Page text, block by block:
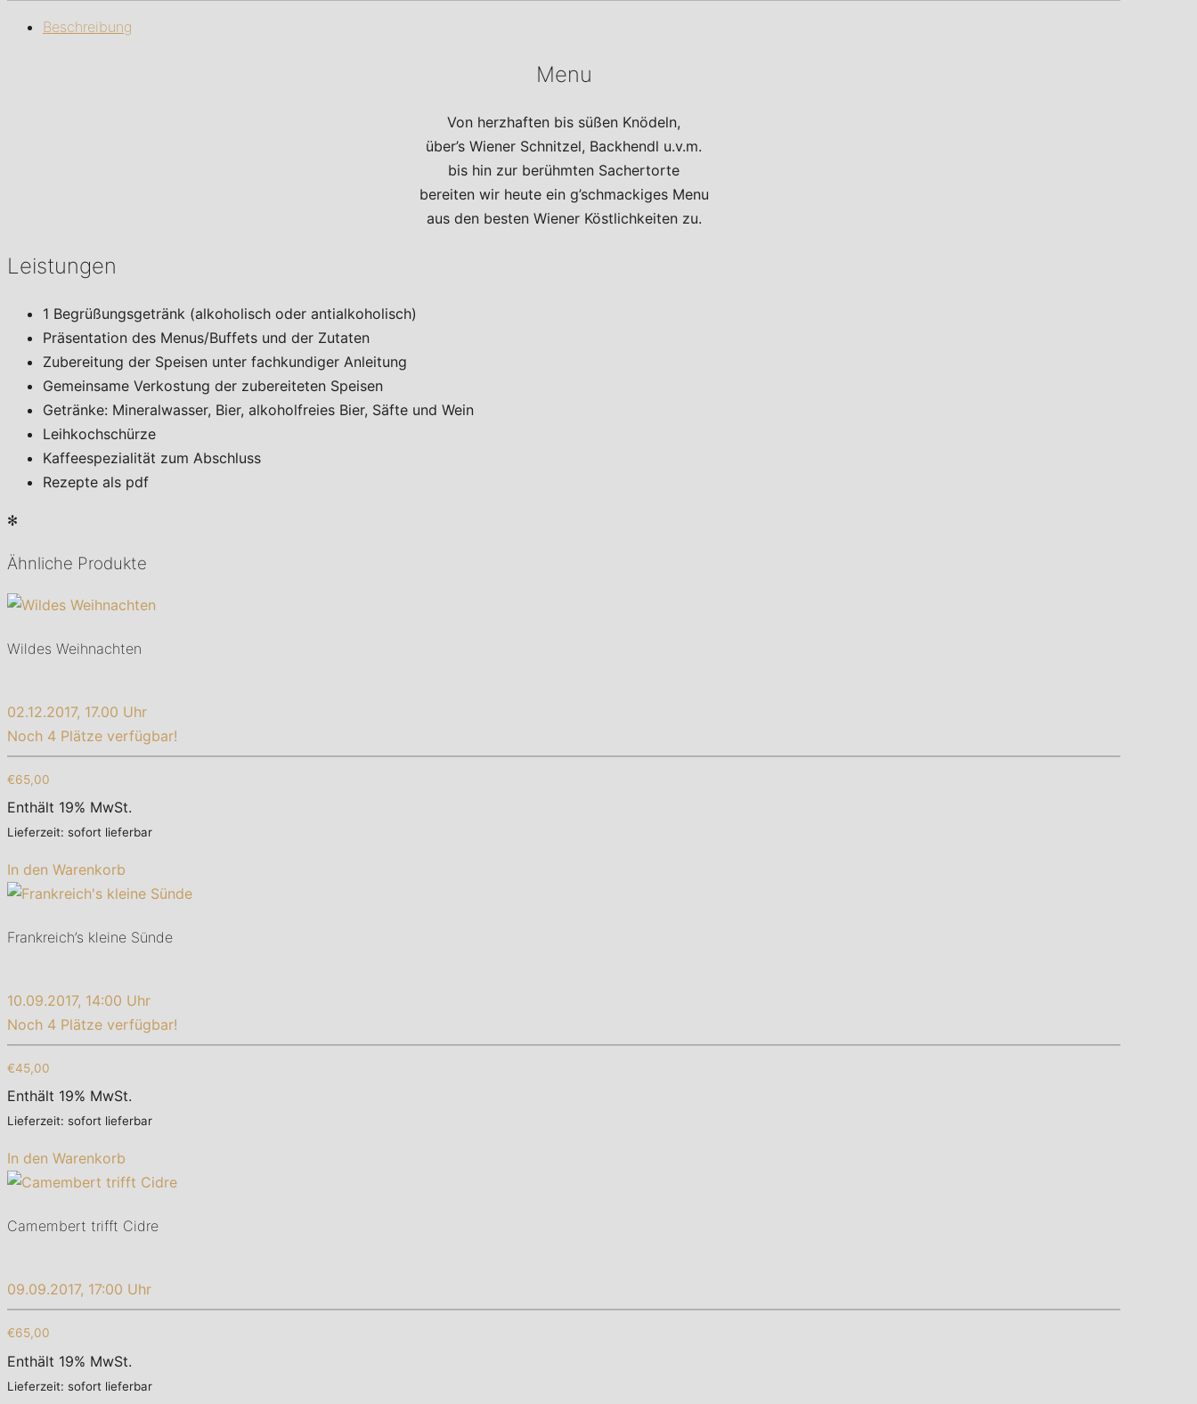
Beschreibung
Menu
Von herzhaften bis süßen Knödeln,
über’s Wiener Schnitzel, Backhendl u.v.m.
bis hin zur berühmten Sachertorte
bereiten wir heute ein g’schmackiges Menu
aus den besten Wiener Köstlichkeiten zu.
Leistungen
1 Begrüßungsgetränk (alkoholisch oder antialkoholisch)
Präsentation des Menus/Buffets und der Zutaten
Zubereitung der Speisen unter fachkundiger Anleitung
Gemeinsame Verkostung der zubereiteten Speisen
Getränke: Mineralwasser, Bier, alkoholfreies Bier, Säfte und Wein
Leihkochschürze
Kaffeespezialität zum Abschluss
Rezepte als pdf
✻
Ähnliche Produkte
Wildes Weihnachten
02.12.2017, 17.00 Uhr
Noch 4 Plätze verfügbar!
€65,00
Enthält 19% MwSt.
Lieferzeit: sofort lieferbar
In den Warenkorb
Frankreich’s kleine Sünde
10.09.2017, 14:00 Uhr
Noch 4 Plätze verfügbar!
€45,00
Enthält 19% MwSt.
Lieferzeit: sofort lieferbar
In den Warenkorb
Camembert trifft Cidre
09.09.2017, 17:00 Uhr
€65,00
Enthält 19% MwSt.
Lieferzeit: sofort lieferbar